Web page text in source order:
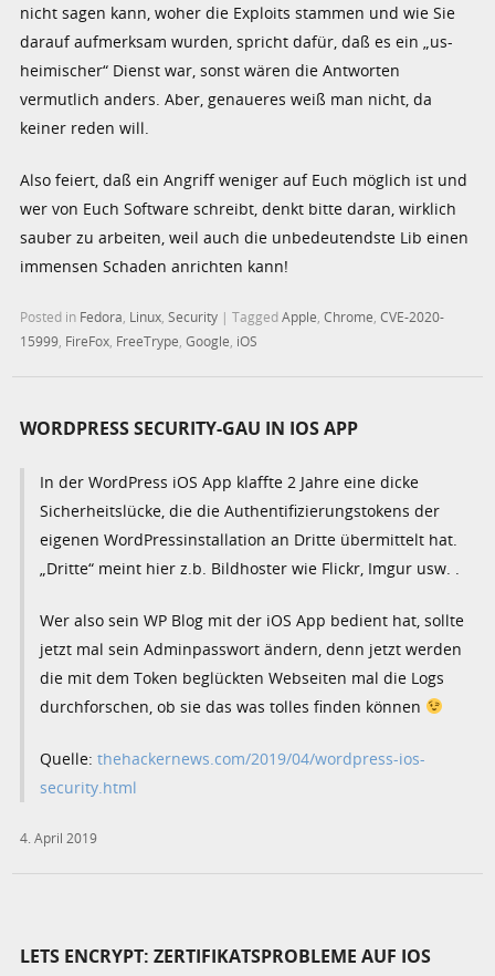
nicht sagen kann, woher die Exploits stammen und wie Sie
darauf aufmerksam wurden, spricht dafür, daß es ein „us-
heimischer“ Dienst war, sonst wären die Antworten
vermutlich anders. Aber, genaueres weiß man nicht, da
keiner reden will.
Also feiert, daß ein Angriff weniger auf Euch möglich ist und
wer von Euch Software schreibt, denkt bitte daran, wirklich
sauber zu arbeiten, weil auch die unbedeutendste Lib einen
immensen Schaden anrichten kann!
Posted in Fedora Linux ,Security |TaggedApple ,Chrome ,CVE-2020-
15999 FireFox FreeTrype ,Google iOS
WORDPRESS SECURITY-GAU IN IOS APP
In der WordPress iOS App klaffte 2 Jahre eine dicke
Sicherheitslücke, die die Authentifizierungstokens der
eigenen WordPressinstallation an Dritte übermittelt hat.
„Dritte“ meint hier z.b. Bildhoster wie Flickr, Imgur usw. .
Wer also sein WP Blog mit der iOS App bedient hat, sollte
jetzt mal sein Adminpasswort ändern, denn jetzt werden
die mit dem Token beglückten Webseiten mal die Logs
durchforschen, ob sie das was tolles finden können
Quelle:thehackernews.com/2019/04/wordpress-ios-
security.html
4. April 2019
LETS ENCRYPT: ZERTIFIKATSPROBLEME AUF IOS